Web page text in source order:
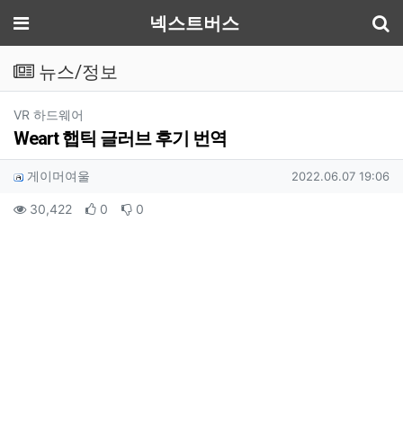
메뉴 넥스트버스
뉴스/정보
VR 하드웨어
Weart 햅틱 글러브 후기 번역
작성자 정보
게이머여울 작성일
2022.06.07 19:06
컨텐츠 정보
30,422조회 0 추천 0